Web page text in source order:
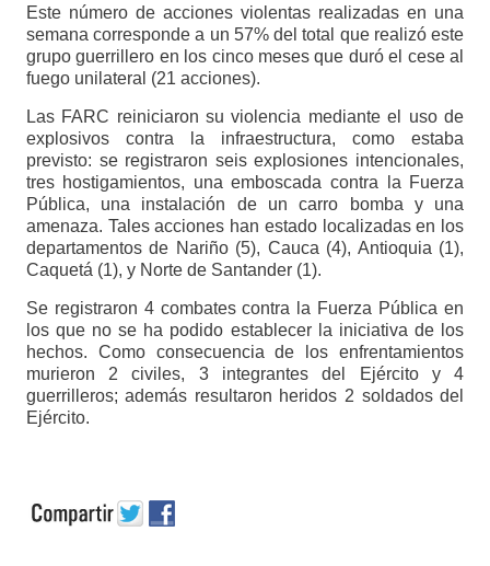
Este número de acciones violentas realizadas en una
semana corresponde a un 57% del total que realizó este
grupo guerrillero en los cinco meses que duró el cese al
fuego unilateral (21 acciones).
Las FARC reiniciaron su violencia mediante el uso de
explosivos contra la infraestructura, como estaba
previsto: se registraron seis explosiones intencionales,
tres hostigamientos, una emboscada contra la Fuerza
Pública, una instalación de un carro bomba y una
amenaza. Tales acciones han estado localizadas en los
departamentos de Nariño (5), Cauca (4), Antioquia (1),
Caquetá (1), y Norte de Santander (1).
Se registraron 4 combates contra la Fuerza Pública en
los que no se ha podido establecer la iniciativa de los
hechos. Como consecuencia de los enfrentamientos
murieron 2 civiles, 3 integrantes del Ejército y 4
guerrilleros; además resultaron heridos 2 soldados del
Ejército.